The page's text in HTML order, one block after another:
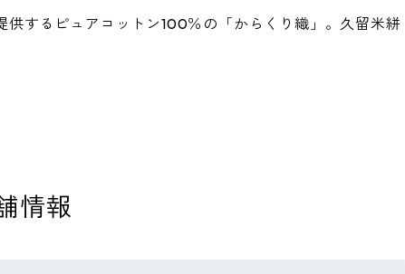
するピュアコットン100％の「からくり織」。久留米絣
情報